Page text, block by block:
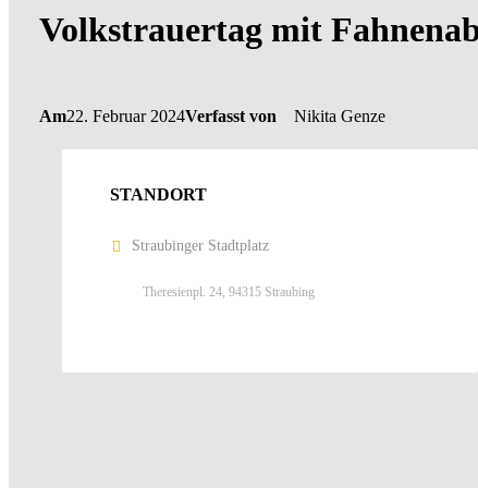
Volkstrauertag mit
Am22. Februar 2024Verfasst von Nikita Genze
STANDORT
Straubinger Stadtplatz
Theresienpl. 24, 94315 Straubing